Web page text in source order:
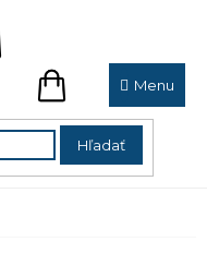
Hľadať
NÁKUPNÝ
KOŠÍK